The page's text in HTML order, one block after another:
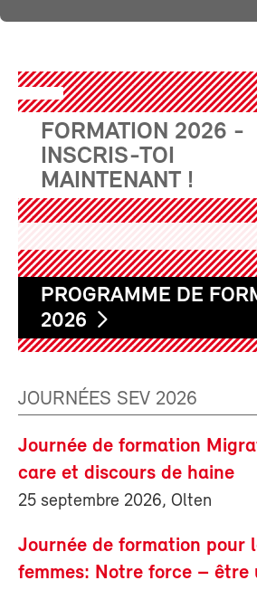
FORMATION 2026 -
INSCRIS-TOI
MAINTENANT !
PROGRAMME DE
2026
JOURNÉES SEV 2026
Journée de formation
care et discours de haine
25 septembre 2026, Olten
Journée de formation pour
femmes: Notre force – être